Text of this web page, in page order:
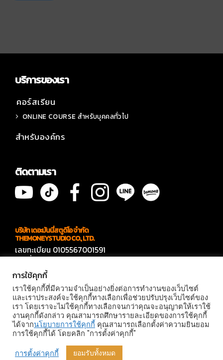
บริษัท เดอะมันนี่สตูดิโอ จำกัด
THEMONEYSTUDIO CO., LTD.
เลขทะเบียน 0105567001591
เลขที่ 566 ซอยบางบอน 4 ซอย 7
แขวงบางบอนเหนือ เขตบางบอน กทม 10150
ติดต่องาน
คุณแก๊ปเปอร์ 094- 909-4144
บริการของเรา
คอร์สเรียน
ONLINE COURSE สำหรับบุคคลทั่วไป
สำหรับองค์กร
ติดตามเรา
© MONEY STUDIO 2026 |PRIVACY POLICY|TERMS AND
CONDITIONS
การใช้คุกกี้
เราใช้คุกกี้ที่มีความจำเป็นอย่างยิ่งต่อการทำงานของเว็บไซต์
และเราประสงค์จะใช้คุกกี้ทางเลือกเพื่อช่วยปรับปรุงเว็บไซต์ของ
เรา โดยเราจะไม่ใช้คุกกี้ทางเลือกจนกว่าคุณจะอนุญาตให้เราใช้
งานคุกกี้ดังกล่าว คุณสามารถศึกษารายละเอียดของการใช้คุกกี้
ได้จากนโยบายการใช้คุกกี้ คุณสามารถเลือกตั้งค่าความยินยอม
การใช้คุกกี้ได้ โดยคลิก "การตั้งค่าคุกกี้"
การตั้งค่าคุกกี้
ยอมรับทั้งหมด